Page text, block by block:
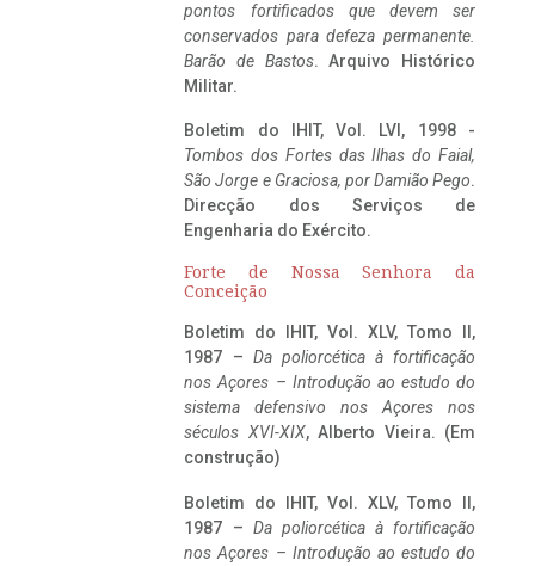
pontos fortificados que devem ser
conservados para defeza permanente.
Barão de Bastos. Arquivo Histórico
Militar.
Boletim do IHIT, Vol. LVI, 1998 -
Tombos dos Fortes das Ilhas do Faial,
São Jorge e Graciosa, por Damião Pego.
Direcção dos Serviços de
Engenharia do Exército.
Forte de Nossa Senhora da
Conceição
Boletim do IHIT, Vol. XLV, Tomo II,
1987 – Da poliorcética à fortificação
nos Açores – Introdução ao estudo do
sistema defensivo nos Açores nos
séculos XVI-XIX, Alberto Vieira. (Em
construção)
Boletim do IHIT, Vol. XLV, Tomo II,
1987 – Da poliorcética à fortificação
nos Açores – Introdução ao estudo do